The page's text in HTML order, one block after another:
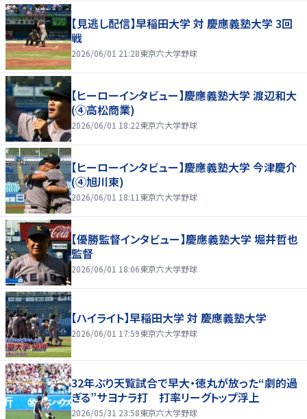
【見逃し配信】早稲田大学 対 慶應義塾大学 3回
戦
2026/06/01 21:28東京六大学野球
【ヒーローインタビュー】慶應義塾大学 渡辺和大
(④高松商業)
2026/06/01 18:22東京六大学野球
【ヒーローインタビュー】慶應義塾大学 今津慶介
(④旭川東)
2026/06/01 18:11 東京六大学野球
【優勝監督インタビュー】慶應義塾大学 堀井哲也
監督
2026/06/01 18:06東京六大学野球
【ハイライト】早稲田大学 対 慶應義塾大学
2026/06/01 17:59東京六大学野球
32年ぶり天覧試合で早大・徳丸が放った“劇的過
ぎる”サヨナラ打 打率リーグトップ浮上
2026/05/31 23:58東京六大学野球